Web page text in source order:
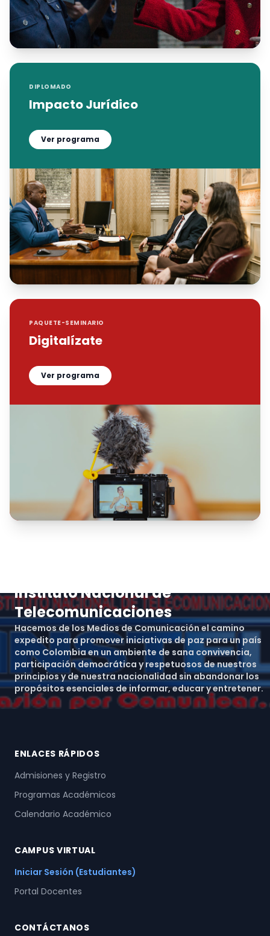
DIPLOMADO
Impacto Jurídico
Ver programa
PAQUETE-SEMINARIO
Digitalízate
Ver programa
Instituto Nacional de
Telecomunicaciones
Hacemos de los Medios de Comunicación el camino
expedito para promover iniciativas de paz para un país
como Colombia en un ambiente de sana convivencia,
participación democrática y respetuosos de nuestros
principios y de nuestra nacionalidad sin abandonar los
propósitos esenciales de informar, educar y entretener.
ENLACES RÁPIDOS
Admisiones y Registro
Programas Académicos
Calendario Académico
CAMPUS VIRTUAL
Iniciar Sesión (Estudiantes)
Portal Docentes
CONTÁCTANOS